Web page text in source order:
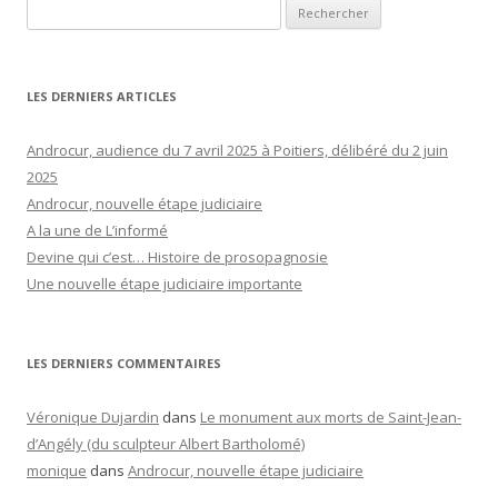
LES DERNIERS ARTICLES
Androcur, audience du 7 avril 2025 à Poitiers, délibéré du 2 juin
2025
Androcur, nouvelle étape judiciaire
A la une de L’informé
Devine qui c’est… Histoire de prosopagnosie
Une nouvelle étape judiciaire importante
LES DERNIERS COMMENTAIRES
Véronique Dujardin dans Le monument aux morts de Saint-Jean-
d’Angély (du sculpteur Albert Bartholomé)
monique dans Androcur, nouvelle étape judiciaire